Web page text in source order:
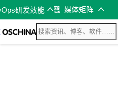
研发效能 媒体矩阵